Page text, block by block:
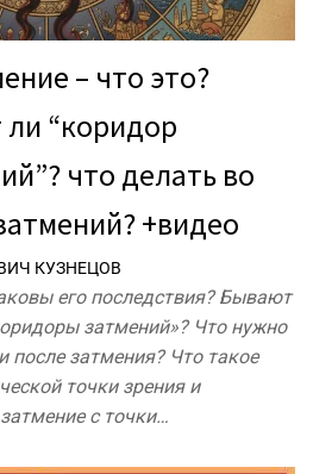
– что это?
ли “коридор
что делать во
+видео
КУЗНЕЦОВ
его последствия? Бывают
затмений»? Что нужно
после затмения? Что такое
точки зрения и
с точки…